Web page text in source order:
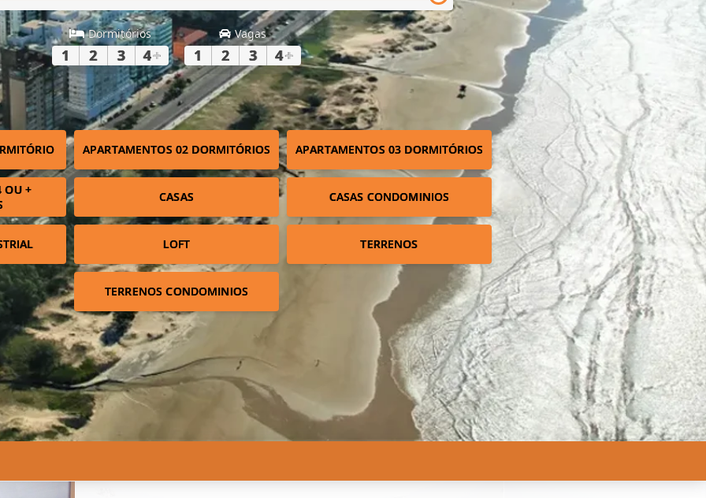
Dormitórios
1 2 3 4+
Vagas
1 2 3 4+
APARTAMENTOS 02 DORMITÓRIOS APARTAMENTOS 03 DORMITÓRIOS
OU +
CASAS CASAS CONDOMINIOS
LOFT TERRENOS
TERRENOS CONDOMINIOS